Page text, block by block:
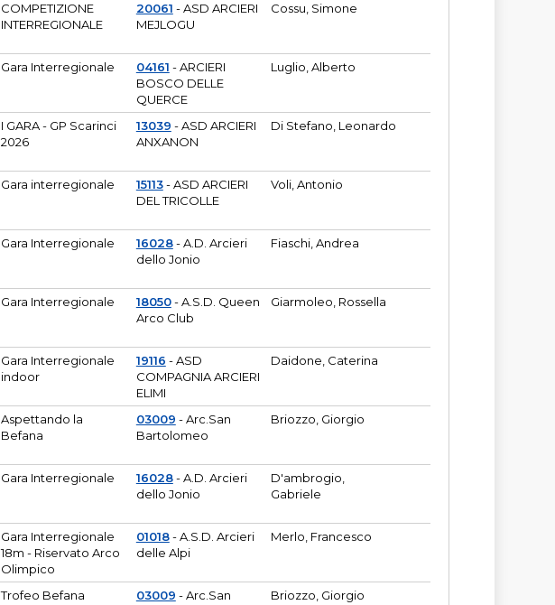
COMPETIZIONE
INTERREGIONALE
20061 - ASD ARCIERI
MEJLOGU
Cossu, Simone
Gara Interregionale 04161 - ARCIERI
BOSCO DELLE
QUERCE
Luglio, Alberto
I GARA - GP Scarinci
2026
13039 - ASD ARCIERI
ANXANON
Di Stefano, Leonardo
Gara interregionale 15113- ASD ARCIERI
DEL TRICOLLE
Voli, Antonio
Gara Interregionale 16028- A.D. Arcieri
dello Jonio
Fiaschi, Andrea
Gara Interregionale 18050- A.S.D. Queen
Arco Club
Giarmoleo, Rossella
Gara Interregionale
indoor
19116 - ASD
COMPAGNIA ARCIERI
ELIMI
Daidone, Caterina
Aspettando la
Befana
03009 - Arc.San
Bartolomeo
Briozzo, Giorgio
Gara Interregionale 16028- A.D. Arcieri
dello Jonio
D'ambrogio,
Gabriele
Gara Interregionale
18m - Riservato Arco
Olimpico
01018- A.S.D. Arcieri
delle Alpi
Merlo, Francesco
Trofeo Befana 03009 - Arc.San
Briozzo, Giorgio